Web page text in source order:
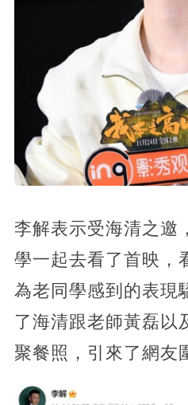
李解表示受海清之邀
學一起去看了首映，
為老同學感到的表現
了海清跟老師黃磊以
聚餐照，引來了網友